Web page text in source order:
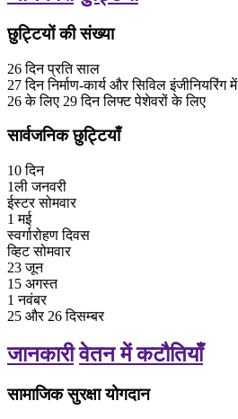
छुट्टियों की संख्या
26दिनप्रति साल
27दिननिर्माण-कार्य और सिविल इंजीनियरिंग में
26के लिए 29दिनलिफ्ट पेशेवरों के लिए
सार्वजनिक छुट्टियाँ
10दिन
1ली जनवरी
ईस्टर सोमवार
1 मई
स्वर्गारोहण दिवस
व्हिट सोमवार
23 जून
15 अगस्त
1 नवंबर
25 और 26 दिसम्बर
जानकारी वेतन में कटौतियाँ
सामाजिक सुरक्षा योगदान